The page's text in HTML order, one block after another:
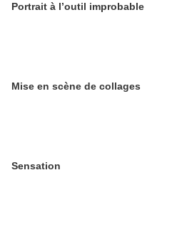
Portrait à l’outil improbable
Mise en scène de collages
Sensation